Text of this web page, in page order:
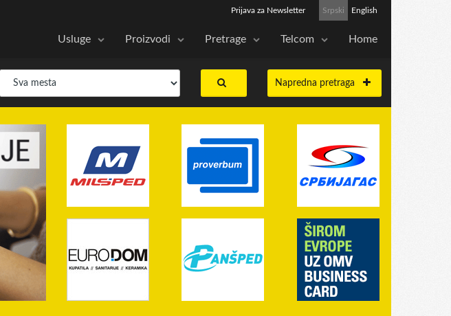
Srpski English
Prijava za Newsletter
Usluge Proizvodi Pretrage Telcom Home
Napredna pretraga